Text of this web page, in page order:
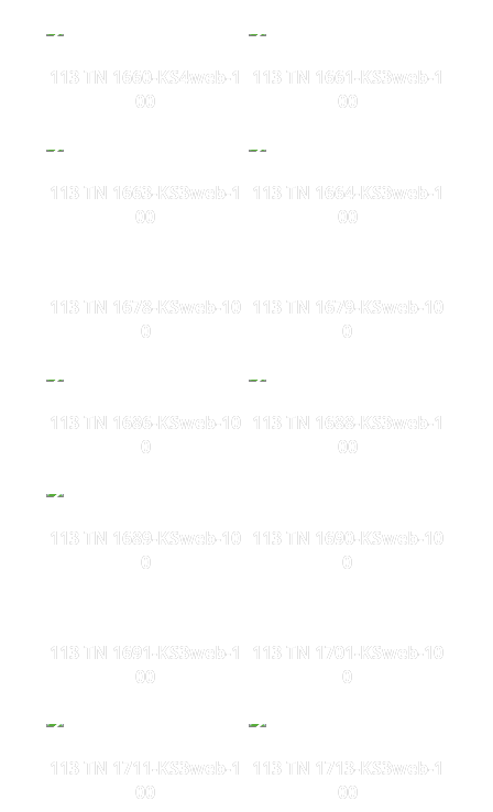
113 TN 1660-KS4web-1
00
113 TN 1661-KS3web-1
00
113 TN 1663-KS3web-1
00
113 TN 1664-KS3web-1
00
113 TN 1678-KSweb-10
0
113 TN 1679-KSweb-10
0
113 TN 1686-KSweb-10
0
113 TN 1688-KS3web-1
00
113 TN 1689-KSweb-10
0
113 TN 1690-KSweb-10
0
113 TN 1691-KS3web-1
00
113 TN 1701-KSweb-10
0
113 TN 1711-KS3web-1
00
113 TN 1713-KS3web-1
00